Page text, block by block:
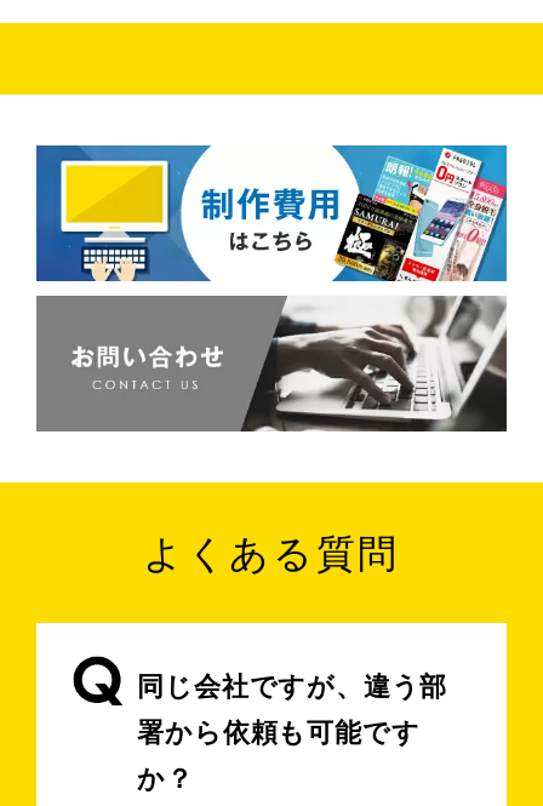
よくある質問
同じ会社ですが、違う部
署から依頼も可能です
か？